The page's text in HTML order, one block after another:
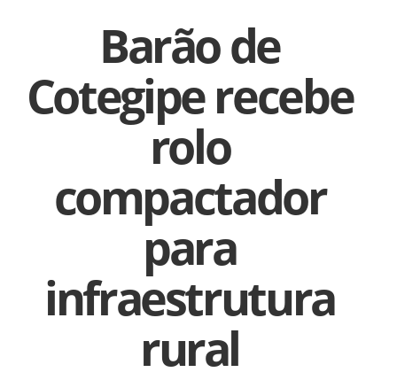
Barão de
Cotegipe recebe
rolo
compactador
para
infraestrutura
rural